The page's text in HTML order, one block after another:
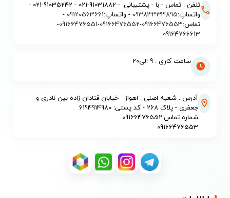
تلفن : تماس - با - پشتیبانی: - 91031882-021 - 91035242-021 -
واتساپ:09383333895 - واتساپ:09120563661
-
تماس:09166476553
-
09166476552
-
09166476551
-
09164766613
-
ساعت کاری : 9 الی20
آدرس : شعبه اصلی : اهواز - خیابان قنادان زاده بین نادری و
جعفری - پلاک 268 - کد پستی: 6194914980
شماره تماس:09166476552
09166476553